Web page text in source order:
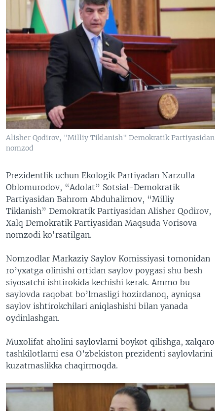
Alisher Qodirov, "Milliy Tiklanish" Demokratik Partiyasidan
nomzod
Prezidentlik uchun Ekologik Partiyadan Narzulla
Oblomurodov, “Adolat” Sotsial-Demokratik
Partiyasidan Bahrom Abduhalimov, “Milliy
Tiklanish” Demokratik Partiyasidan Alisher Qodirov,
Xalq Demokratik Partiyasidan Maqsuda Vorisova
nomzodi ko'rsatilgan.
Nomzodlar Markaziy Saylov Komissiyasi tomonidan
ro’yxatga olinishi ortidan saylov poygasi shu besh
siyosatchi ishtirokida kechishi kerak. Ammo bu
saylovda raqobat bo’lmasligi hozirdanoq, ayniqsa
saylov ishtirokchilari aniqlashishi bilan yanada
oydinlashgan.
Muxolifat aholini saylovlarni boykot qilishga, xalqaro
tashkilotlarni esa O’zbekiston prezidenti saylovlarini
kuzatmaslikka chaqirmoqda.